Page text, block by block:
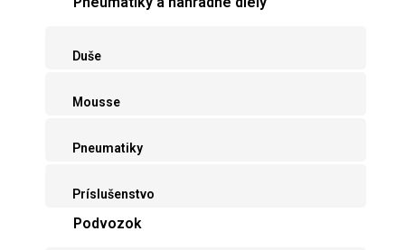
Duše
Mousse
Pneumatiky
Príslušenstvo
Podvozok